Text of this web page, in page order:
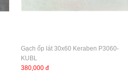
Gạch ốp lát 30x60 Keraben P3060-
KUBL
380,000 đ